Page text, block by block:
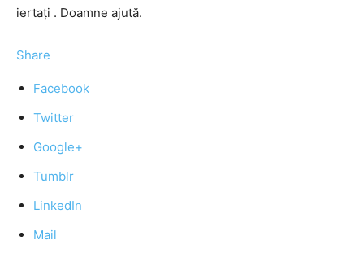
iertaţi . Doamne ajută.
Share
Facebook
Twitter
Google+
Tumblr
LinkedIn
Mail